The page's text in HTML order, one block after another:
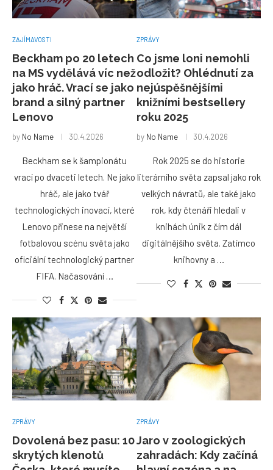
ZAJÍMAVOSTI
Beckham po 20 letech
na MS vydělává víc než
jako hráč. Vrací se jako
brand a silný partner
Lenovo
by No Name 30.4.2026
Beckham se k šampionátu
vrací po dvaceti letech. Ne jako
hráč, ale jako tvář
technologických inovací, které
Lenovo přinese na největší
fotbalovou scénu světa jako
oficiální technologický partner
FIFA. Načasování …
ZPRÁVY
Co jsme loni nemohli
odložit? Ohlédnutí za
nejúspěšnějšími
knižními bestsellery
roku 2025
by No Name 30.4.2026
Rok 2025 se do historie
literárního světa zapsal jako rok
velkých návratů, ale také jako
rok, kdy čtenáři hledali v
knihách únik z čím dál
digitálnějšího světa. Zatímco
knihovny a …
ZPRÁVY
Dovolená bez pasu: 10
skrytých klenotů
ZPRÁVY
Jaro v zoologických
zahradách: Kdy začíná